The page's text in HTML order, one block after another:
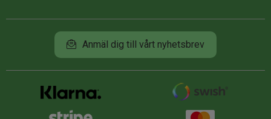
Anmäl dig till vårt nyhetsbrev